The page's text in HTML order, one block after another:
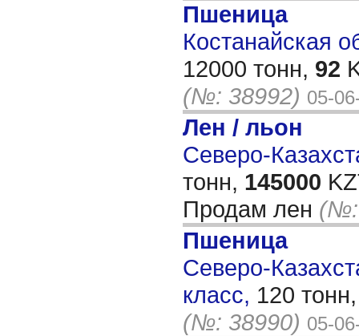
Пшеница
Костанайская
12000 тонн, 92
(№: 38992) 05-
Лен / льон
Северо-
тонн, 145000
Продам лен (№:
Пшеница
Северо-
класс, 120
(№: 38990) 05-